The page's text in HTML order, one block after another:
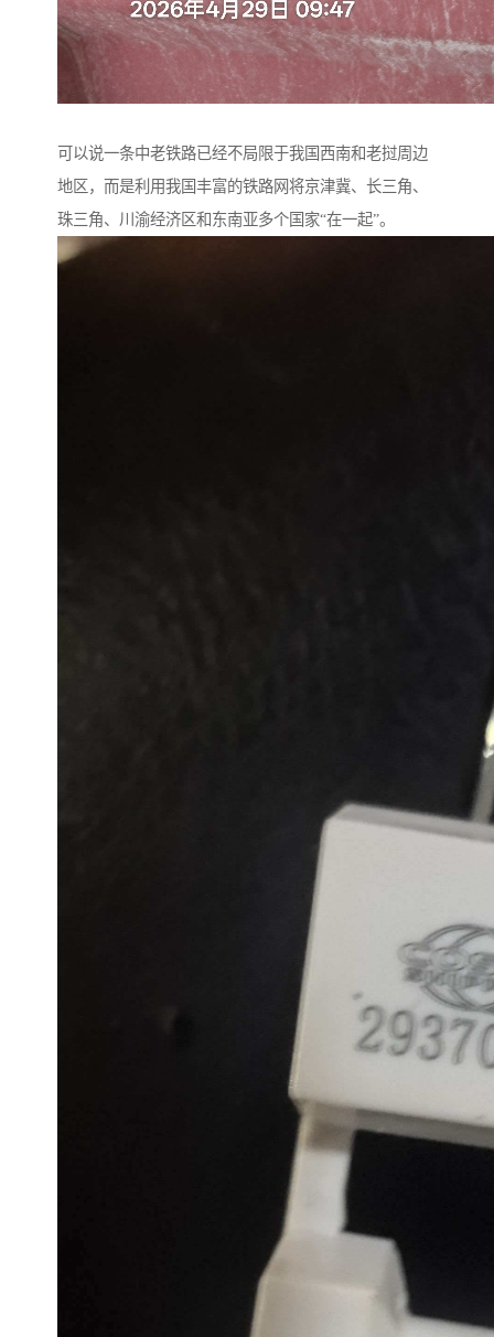
可以说一条中老铁路已经不局限于我国西南和老挝周边
地区，而是利用我国丰富的铁路网将京津冀、长三角、
珠三角、川渝经济区和东南亚多个国家“在一起”。